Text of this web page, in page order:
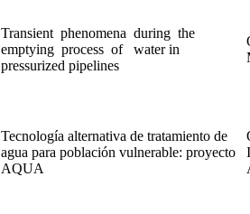
Transient phenomena during the
emptying process of water in
pressurized pipelines
Tecnología alternativa de tratamiento de
agua para población vulnerable: proyecto
AQUA